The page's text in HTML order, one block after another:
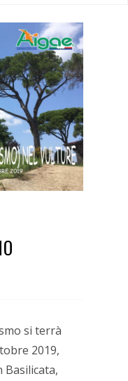
si terrà
2019,
Basilicata,